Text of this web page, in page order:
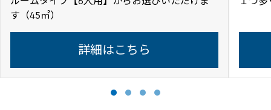
す（45㎡）
詳細はこちら